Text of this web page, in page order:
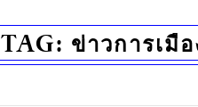
TAG: ข่าวการเมือ